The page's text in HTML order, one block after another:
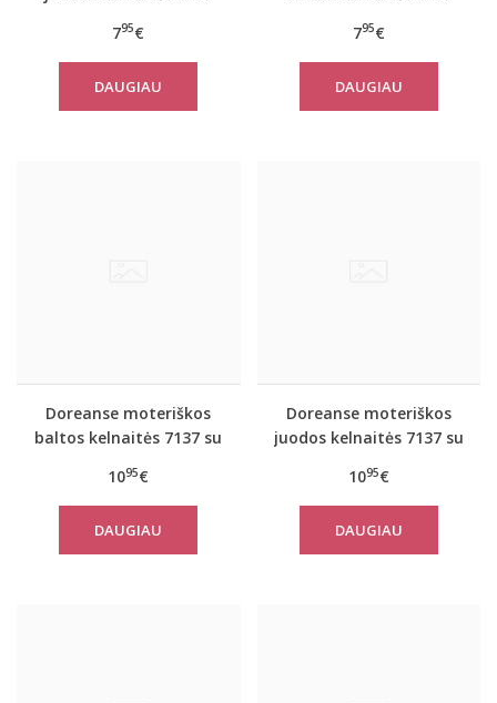
795€
DAUGIAU
795€
DAUGIAU
Doreanse moteriškos
baltos kelnaitės 7137 su
1095€
DAUGIAU
Doreanse moteriškos
juodos kelnaitės 7137 su
1095€
DAUGIAU